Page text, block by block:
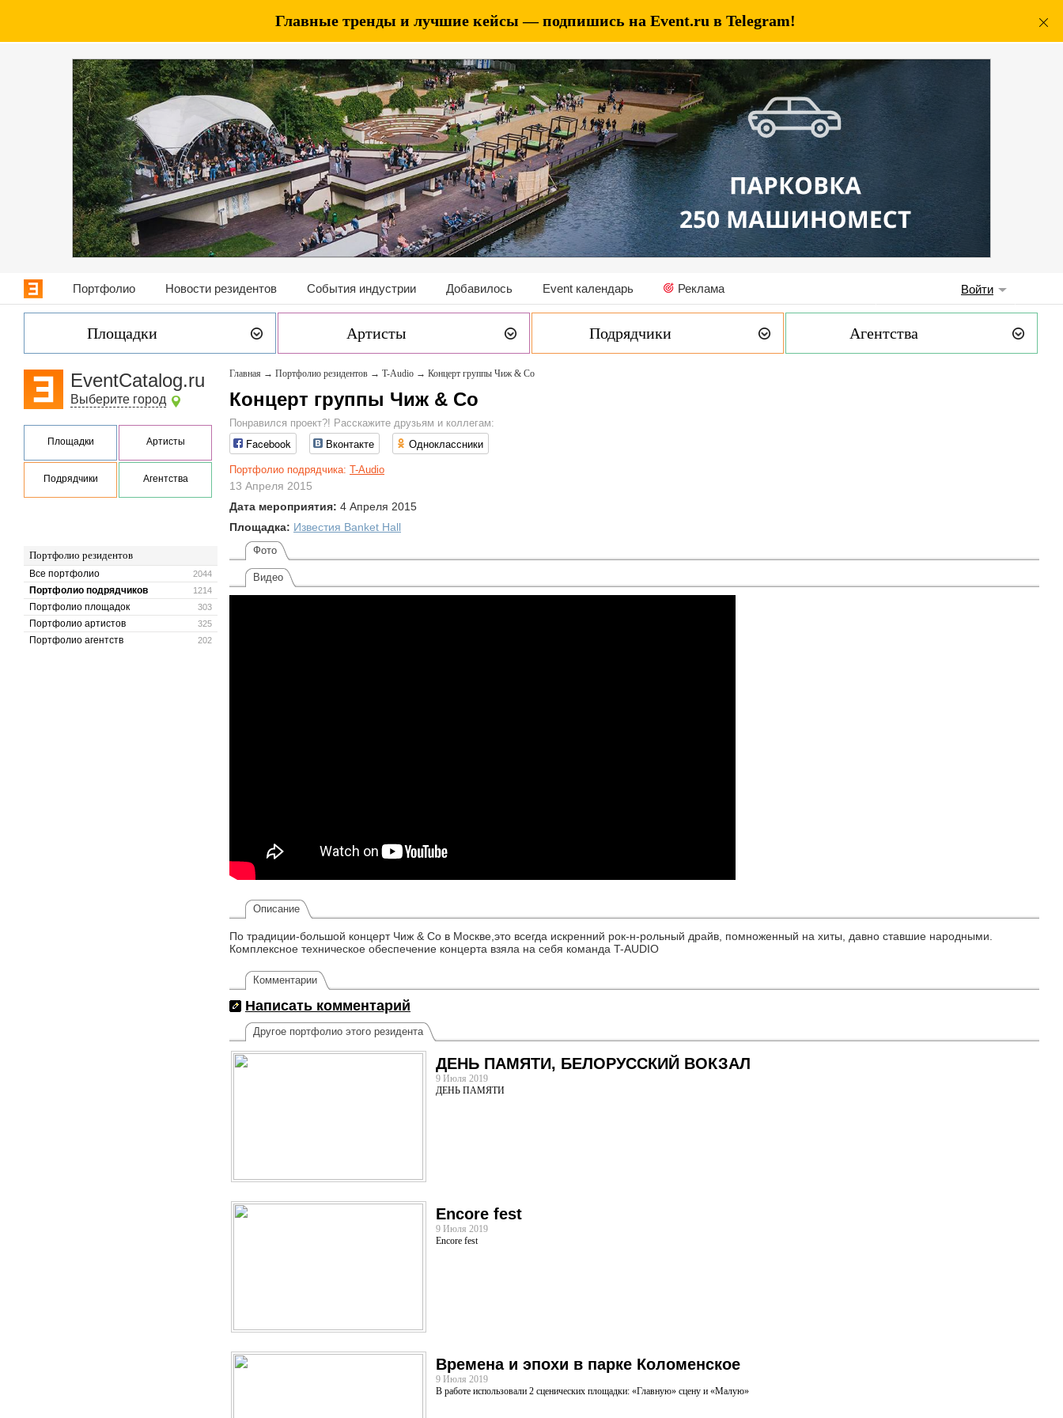
Главные тренды и лучшие кейсы — подпишись на Event.ru в Telegram!
Портфолио Новости резидентов События индустрии Добавилось Event календарь Реклама Войти
Площадки Артисты Подрядчики Агентства
EventCatalog.ru
Выберите город
Площадки Артисты
Подрядчики Агентства
Портфолио резидентов
2044
Все портфолио
1214
Портфолио подрядчиков
303
Портфолио площадок
325
Портфолио артистов
202
Портфолио агентств
Главная → Портфолио резидентов → T-Audio → Концерт группы Чиж & Co
Концерт группы Чиж & Co
Понравился проект?! Расскажите друзьям и коллегам:
Facebook Вконтакте Одноклассники
Портфолио подрядчика: T-Audio
13 Апреля 2015
Дата мероприятия: 4 Апреля 2015
Площадка: Известия Banket Hall
Фото
Видео
Описание
По традиции-большой концерт Чиж & Co в Москве,это всегда искренний рок-н-рольный драйв, помноженный на хиты, давно ставшие народными.
Комплексное техническое обеспечение концерта взяла на себя команда T-AUDIO
Комментарии
Написать комментарий
Другое портфолио этого резидента
ДЕНЬ ПАМЯТИ, БЕЛОРУССКИЙ ВОКЗАЛ
9 Июля 2019
ДЕНЬ ПАМЯТИ
Encore fest
9 Июля 2019
Encore fest
Времена и эпохи в парке Коломенское
9 Июля 2019
В работе использовали 2 сценических площадки: «Главную» сцену и «Малую»